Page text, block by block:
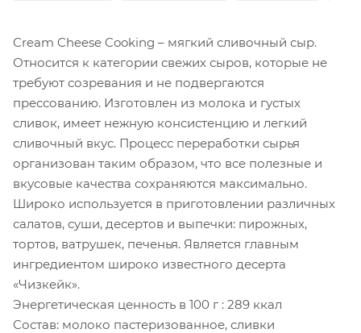
Cream Cheese Cooking – мягкий сливочный сыр.
Относится к категории свежих сыров, которые не
требуют созревания и не подвергаются
прессованию. Изготовлен из молока и густых
сливок, имеет нежную консистенцию и легкий
сливочный вкус. Процесс переработки сырья
организован таким образом, что все полезные и
вкусовые качества сохраняются максимально.
Широко используется в приготовлении различных
салатов, суши, десертов и выпечки: пирожных,
тортов, ватрушек, печенья. Является главным
ингредиентом широко известного десерта
«Чизкейк».
Энергетическая ценность в 100 г : 289 ккал
Состав: молоко пастеризованное, сливки